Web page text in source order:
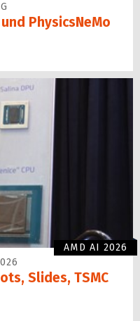
PhysicsNeMo
AMD AI 2026
Slides, TSMC